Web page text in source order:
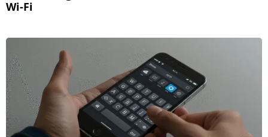
Wi-Fi